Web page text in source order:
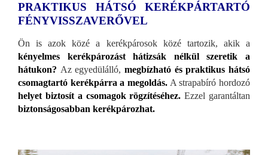
PRAKTIKUS HÁTSÓ KERÉKPÁRTARTÓ
FÉNYVISSZAVERŐVEL
Ön is azok közé a kerékpárosok közé tartozik, akik a
kényelmes kerékpározást hátizsák nélkül szeretik a
hátukon? Az egyedülálló,megbízható és praktikus hátsó
csomagtartó kerékpárra a megoldás. A strapabíró hordozó
helyet biztosít a csomagok rögzítéséhez. Ezzel garantáltan
biztonságosabban kerékpározhat.